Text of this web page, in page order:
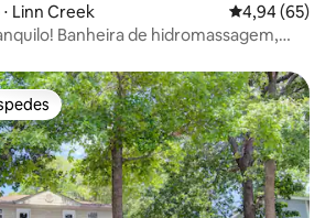
Linn Creek 4,94 de uma
4,94 (65)
Banheira de hidromassagem,